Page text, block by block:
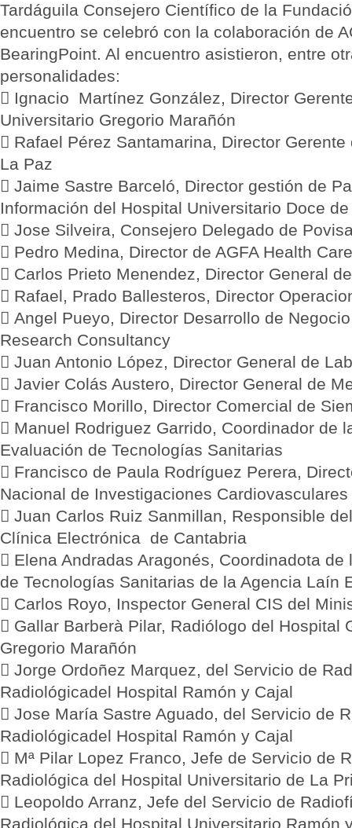
Tardáguila Consejero Científico de la
encuentro se celebró con la colaboración de
BearingPoint. Al encuentro asistieron, entre
personalidades:
 Ignacio Martínez González, Director
Universitario Gregorio Marañón
 Rafael Pérez Santamarina, Director
La Paz
 Jaime Sastre Barceló, Director gestión de
Información del Hospital Universitario Doce
 Jose Silveira, Consejero Delegado de
 Pedro Medina, Director de AGFA Health
 Carlos Prieto Menendez, Director General
 Rafael, Prado Ballesteros, Director
 Angel Pueyo, Director Desarrollo de
Research Consultancy
 Juan Antonio López, Director General de
 Javier Colás Austero, Director General de
 Francisco Morillo, Director Comercial de
 Manuel Rodriguez Garrido, Coordinador de
Evaluación de Tecnologías Sanitarias
 Francisco de Paula Rodríguez Perera,
Nacional de Investigaciones Cardiovasculares
 Juan Carlos Ruiz Sanmillan, Responsible
Clínica Electrónica de Cantabria
 Elena Andradas Aragonés, Coordinadota
de Tecnologías Sanitarias de la Agencia Laín
 Carlos Royo, Inspector General CIS del
 Gallar Barberà Pilar, Radiólogo del Hospital
Gregorio Marañón
 Jorge Ordoñez Marquez, del Servicio de
Radiológicadel Hospital Ramón y Cajal
 Jose María Sastre Aguado, del Servicio de
Radiológicadel Hospital Ramón y Cajal
 Mª Pilar Lopez Franco, Jefe de Servicio de
Radiológica del Hospital Universitario de La
 Leopoldo Arranz, Jefe del Servicio de
Radiológica del Hospital Universitario Ramón